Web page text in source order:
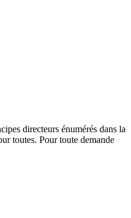
directeurs énumérés dans la
toutes. Pour toute demande